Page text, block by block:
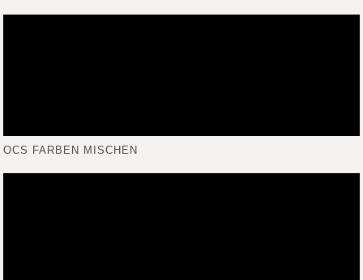
OCS FARBEN MISCHEN